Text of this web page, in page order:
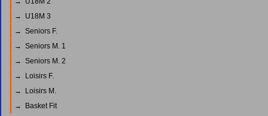
→ U18M 3
→ Seniors F.
→ Seniors M. 1
→ Seniors M. 2
→ Loisirs F.
→ Loisirs M.
→ Basket Fit